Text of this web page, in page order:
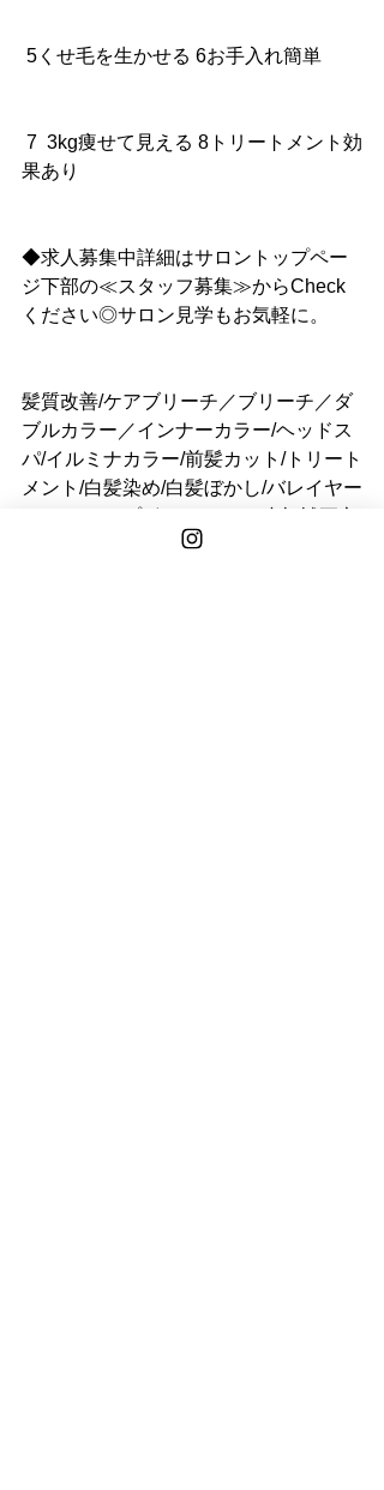
5くせ毛を生かせる 6お手入れ簡単
7  3kg痩せて見える 8トリートメント効
果あり
◆求人募集中詳細はサロントップペー
ジ下部の≪スタッフ募集≫からCheck
ください◎サロン見学もお気軽に。
髪質改善/ケアブリーチ／ブリーチ／ダ
ブルカラー／インナーカラー/ヘッドス
パ/イルミナカラー/前髪カット/トリート
メント/白髪染め/白髪ぼかし/バレイヤー
体カット/リタッチ/ウルフカット/青山/